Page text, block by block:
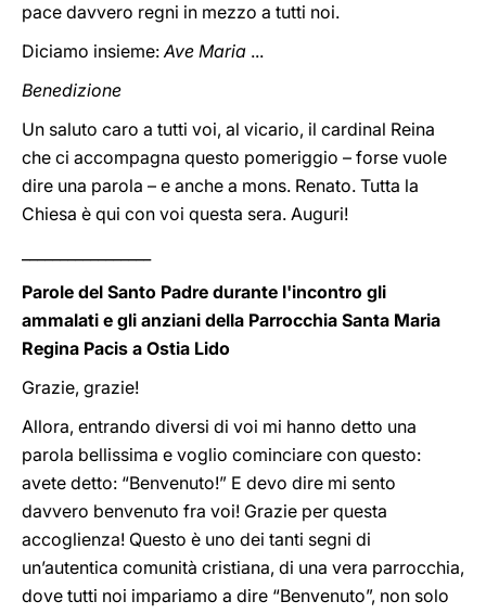
pace davvero regni in mezzo a tutti noi.
Diciamo insieme:Ave Maria ...
Benedizione
Un saluto caro a tutti voi, al vicario, il cardinal Reina
che ci accompagna questo pomeriggio – forse vuole
dire una parola – e anche a mons. Renato. Tutta la
Chiesa è qui con voi questa sera. Auguri!
Parole del Santo Padre durante l'incontro gli
ammalati e gli anziani della Parrocchia Santa Maria
Regina Pacis a Ostia Lido
Grazie, grazie!
Allora, entrando diversi di voi mi hanno detto una
parola bellissima e voglio cominciare con questo:
avete detto: “Benvenuto!” E devo dire mi sento
davvero benvenuto fra voi! Grazie per questa
accoglienza! Questo è uno dei tanti segni di
un’autentica comunità cristiana, di una vera parrocchia,
dove tutti noi impariamo a dire “Benvenuto”, non solo